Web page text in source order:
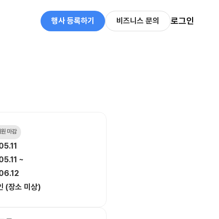
행사 등록하기 비즈니스 문의 로그인
원 마감
~
(장소 미상)